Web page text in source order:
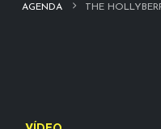
AGENDA THE